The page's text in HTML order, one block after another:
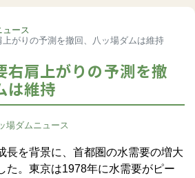
ュース
がりの予測を撤回、八ッ場ダムは維持
右肩上がりの予測を撤
は維持
場ダムニュース
を背景に、首都圏の水需要の増大
た。東京は1978年に水需要がピー